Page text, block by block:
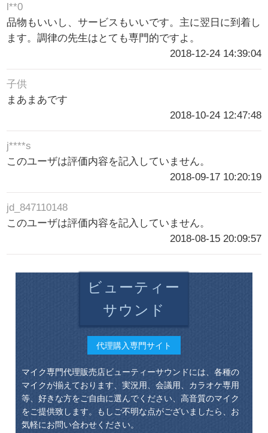
l**0
品物もいいし、サービスもいいです。主に翌日に到着し
ます。調律の先生はとても専門的ですよ。
2018-12-24 14:39:04
子供
まあまあです
2018-10-24 12:47:48
j****s
このユーザは評価内容を記入していません。
2018-09-17 10:20:19
jd_847110148
このユーザは評価内容を記入していません。
2018-08-15 20:09:57
ビューティー
サウンド
代理購入専門サイト
マイク専門代理販売店ビューティーサウンドには、各種の
マイクが揃えております、実況用、会議用、カラオケ専用
等、好きな方をご自由に選んでください、高音質のマイク
をご提供致します。もしご不明な点がございましたら、お
気軽にお問い合わせください。